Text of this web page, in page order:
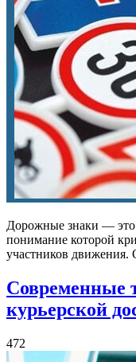
Дорожные знаки — это
понимание которой
участников
Современные
курьерской
472